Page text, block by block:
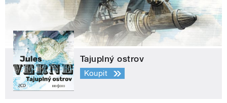
Tajuplný ostrov
Koupit